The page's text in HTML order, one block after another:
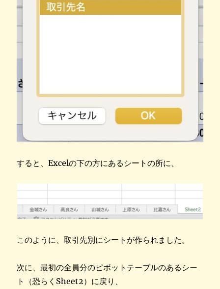
すると、Excelの下の方にあるシートの所に、
このように、取引先別にシートが作られました。
次に、最初の全員分のピボットテーブルのあるシー
ト（恐らくSheet2）に戻り、